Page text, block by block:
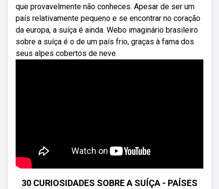
que provavelmente não conheces. Apesar de ser um
país relativamente pequeno e se encontrar no coração
da europa, a suíça é ainda. Webo imaginário brasileiro
sobre a suíça é o de um país frio, graças à fama dos
seus alpes cobertos de neve.
30 CURIOSIDADES SOBRE A SUÍÇA - PAÍSES